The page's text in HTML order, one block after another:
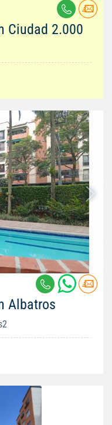
Ciudad 2.000
Albatros